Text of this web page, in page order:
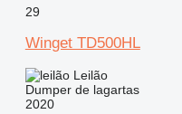
29
Winget TD500HL
Leilão
Dumper de lagartas
2020